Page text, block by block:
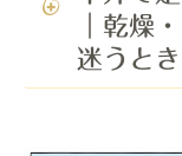
｜乾燥
迷うとき